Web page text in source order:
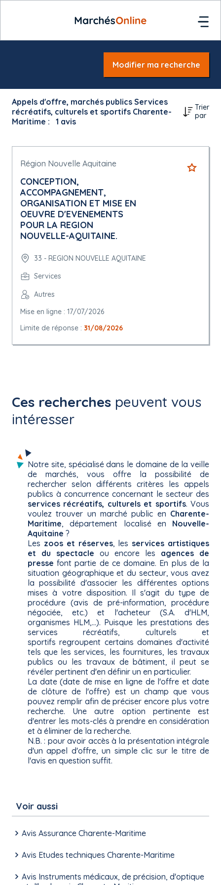
Modifier ma recherche
Appels d'offre, marchés publics Services
récréatifs, culturels et sportifs Charente-
Maritime :
1 avis
Trier
par
Région Nouvelle Aquitaine
CONCEPTION,
ACCOMPAGNEMENT,
ORGANISATION ET MISE EN
OEUVRE D'EVENEMENTS
POUR LA REGION
NOUVELLE-AQUITAINE.
33 - REGION NOUVELLE AQUITAINE
Services
Autres
Mise en ligne : 17/07/2026
Limite de réponse : 31/08/2026
Ces recherches peuvent vous
intéresser
Notre site, spécialisé dans le domaine de la veille
de marchés, vous offre la possibilité de
rechercher selon différents critères les appels
publics à concurrence concernant le secteur des
services récréatifs, culturels et sportifs. Vous
voulez trouver un marché public en Charente-
Maritime, département localisé en Nouvelle-
Aquitaine ?
Les zoos et réserves, les services artistiques
et du spectacle ou encore les agences de
presse font partie de ce domaine. En plus de la
situation géographique et du secteur, vous avez
la possibilité d'associer les différentes options
mises à votre disposition. Il s'agit du type de
procédure (avis de pré-information, procédure
négociée, etc.) et l'acheteur (S.A. d'HLM,
organismes HLM,...). Puisque les prestations des
services récréatifs, culturels et
sportifs regroupent certains domaines d'activité
tels que les services, les fournitures, les travaux
publics ou les travaux de bâtiment, il peut se
révéler pertinent d'en définir un en particulier.
La date (date de mise en ligne de l'offre et date
de clôture de l'offre) est un champ que vous
pouvez remplir afin de préciser encore plus votre
recherche. Une autre option pertinente est
d'entrer les mots-clés à prendre en considération
et à éliminer de la recherche.
N.B. : pour avoir accès à la présentation intégrale
d'un appel d'offre, un simple clic sur le titre de
l'avis en question suffit.
Voir aussi
Avis Assurance Charente-Maritime
Avis Etudes techniques Charente-Maritime
Avis Instruments médicaux, de précision, d'optique